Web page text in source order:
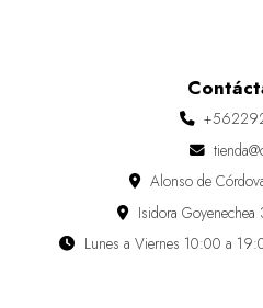
Alonso de
Isidora
Lunes a Viernes 10:00 a